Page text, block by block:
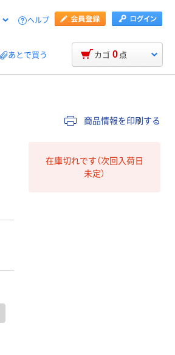
ヘルプ
あとで買う カゴ 0 点
商品情報を印刷する
在庫切れです（次回入荷日
未定）